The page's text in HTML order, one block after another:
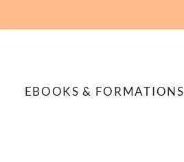
EBOOKS & FORMATIONS